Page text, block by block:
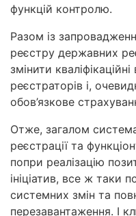
функцій контролю.
Разом із
реєстру державних
змінити
реєстраторів і,
обов’язкове
Отже, загалом
реєстрації та
попри реалізацію
ініціатив, все ж таки
системних змін та
перезавантаження. І